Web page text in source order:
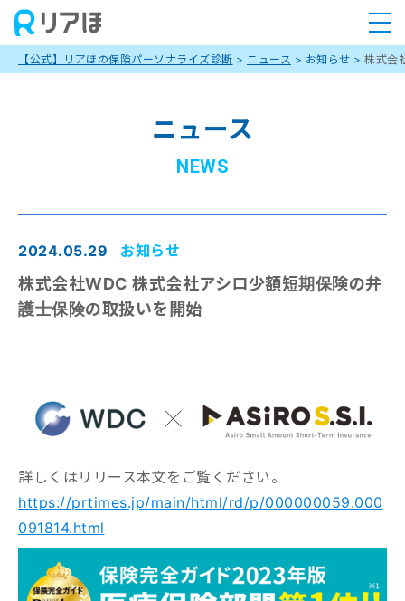
【公式】リアほの保険パーソナライズ診断 > ニュース > お知らせ > 株式会
ニュース
NEWS
2024.05.29 お知らせ
株式会社WDC 株式会社アシロ少額短期保険の弁
護士保険の取扱いを開始
詳しくはリリース本文をご覧ください。
https://prtimes.jp/main/html/rd/p/000000059.000
091814.html